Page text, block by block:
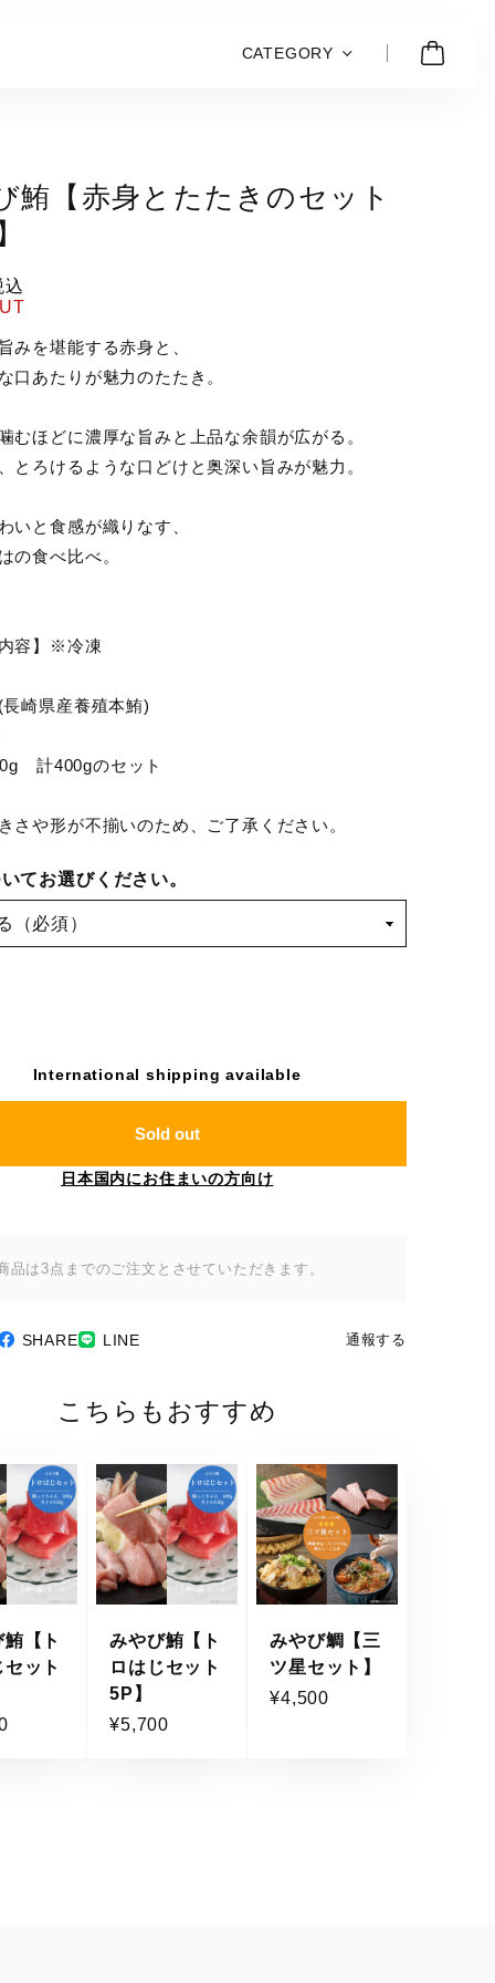
CATEGORY
鮪【赤身とたたきのセット
込
みを堪能する赤身と、
口あたりが魅力のたたき。
むほどに濃厚な旨みと上品な余韻が広がる。
とろけるような口どけと奥深い旨みが魅力。
いと食感が織りなす、
の食べ比べ。
内容】※冷凍
崎県産養殖本鮪)
計400gのセット
さや形が不揃いのため、ご了承ください。
てお選びください。
International shipping available
Sold out
日本国内にお住まいの方向け
品は3点までのご注文とさせていただきます。
SHARE LINE 通報する
こちらもおすすめ
【ト
セット
みやび鮪【ト
ロはじセット
5P】
¥5,700
みやび鯛【三
ツ星セット】
¥4,500